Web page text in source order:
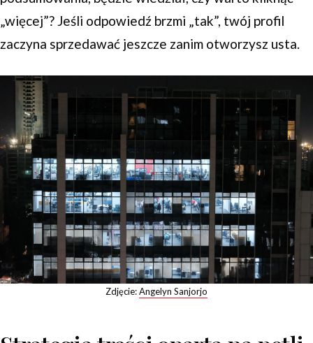
„więcej”? Jeśli odpowiedź brzmi „tak”, twój profil
zaczyna sprzedawać jeszcze zanim otworzysz usta.
Zdjęcie:Angelyn Sanjorjo